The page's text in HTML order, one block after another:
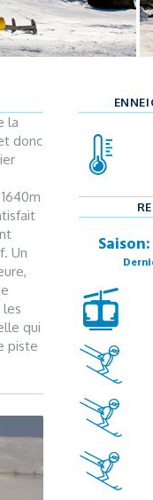
la
donc
Un
les
qui
piste